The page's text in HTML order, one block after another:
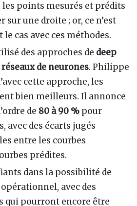
les points mesurés et prédits
sur une droite ; or, ce n’est
cas avec ces méthodes.
des approches de deep
réseaux de neurones. Philippe
cette approche, les
bien meilleurs. Il annonce
de 80 à 90 % pour
avec des écarts jugés
entre les courbes
prédites.
dans la possibilité de
avec des
qui pourront encore être